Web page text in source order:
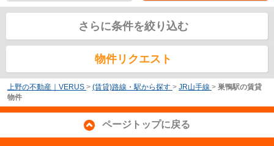
さらに条件を絞り込む
物件リクエスト
上野の不動産｜VERUS > (賃貸)路線・駅から探す > JR山手線 > 巣鴨駅の賃貸
物件
ページトップに戻る